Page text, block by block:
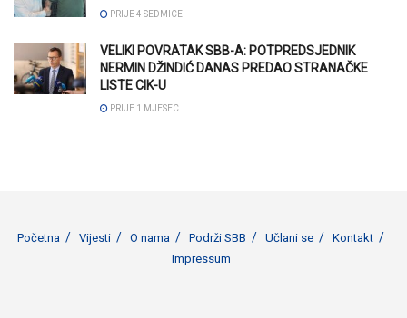
PRIJE 4 SEDMICE
VELIKI POVRATAK SBB-A: POTPREDSJEDNIK
NERMIN DŽINDIĆ DANAS PREDAO STRANAČKE
LISTE CIK-U
PRIJE 1 MJESEC
Početna Vijesti O nama Podrži SBB Učlani se
Kontakt
Impressum